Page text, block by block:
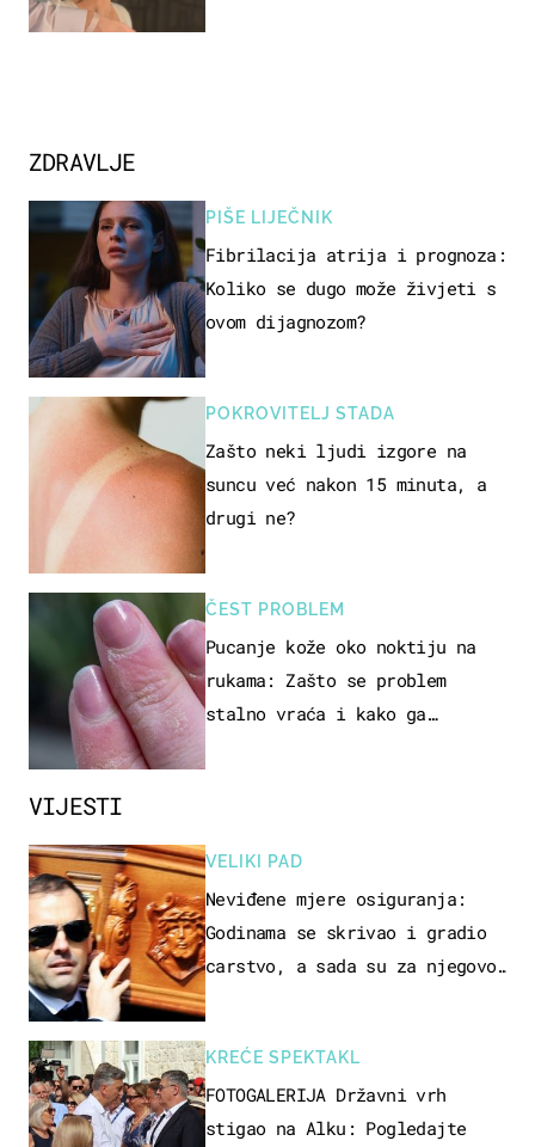
VIJESTI
VELIKI PAD
Neviđene mjere osiguranja:
Godinama se skrivao i gradio
carstvo, a sada su za njegovo
KREĆE SPEKTAKL
FOTOGALERIJA Državni vrh
stigao na Alku: Pogledajte
ZDRAVLJE
PIŠE LIJEČNIK
Fibrilacija atrija i prognoza:
Koliko se dugo može živjeti s
ovom dijagnozom?
POKROVITELJ STADA
Zašto neki ljudi izgore na
suncu već nakon 15 minuta, a
drugi ne?
ČEST PROBLEM
Pucanje kože oko noktiju na
rukama: Zašto se problem
stalno vraća i kako ga